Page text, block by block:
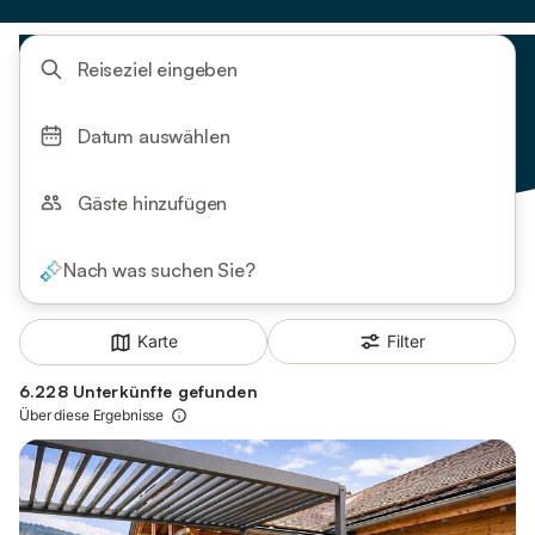
Reiseziel eingeben
Datum auswählen
Gäste hinzufügen
Nach was suchen Sie?
Karte Filter
6.228 Unterkünfte gefunden
Über diese Ergebnisse